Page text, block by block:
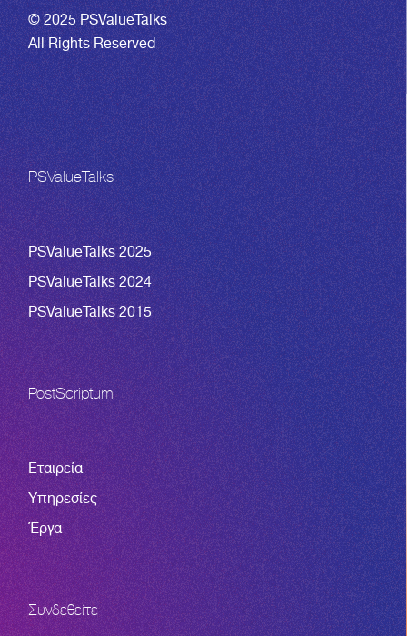
© 2025 PSValueTalks
All Rights Reserved
PSValueTalks
PSValueTalks 2025
PSValueTalks 2024
PSValueTalks 2015
PostScriptum
Εταιρεία
Υπηρεσίες
Έργα
Συνδεθείτε